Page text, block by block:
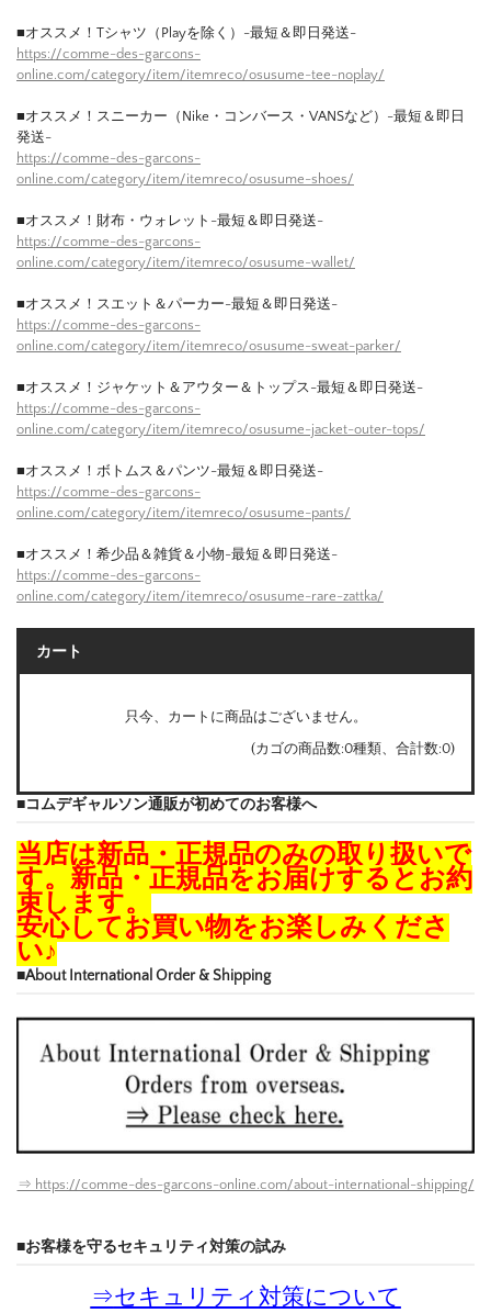
■オススメ！Tシャツ（Playを除く）-最短＆即日発送-
https://comme-des-garcons-
online.com/category/item/itemreco/osusume-tee-noplay/
■オススメ！スニーカー（Nike・コンバース・VANSなど）-最短＆即日
発送-
https://comme-des-garcons-
online.com/category/item/itemreco/osusume-shoes/
■オススメ！財布・ウォレット-最短＆即日発送-
https://comme-des-garcons-
online.com/category/item/itemreco/osusume-wallet/
■オススメ！スエット＆パーカー-最短＆即日発送-
https://comme-des-garcons-
online.com/category/item/itemreco/osusume-sweat-parker/
■オススメ！ジャケット＆アウター＆トップス-最短＆即日発送-
https://comme-des-garcons-
online.com/category/item/itemreco/osusume-jacket-outer-tops/
■オススメ！ボトムス＆パンツ-最短＆即日発送-
https://comme-des-garcons-
online.com/category/item/itemreco/osusume-pants/
■オススメ！希少品＆雑貨＆小物-最短＆即日発送-
https://comme-des-garcons-
online.com/category/item/itemreco/osusume-rare-zattka/
カート
只今、カートに商品はございません。
(カゴの商品数:0種類、合計数:0)
■コムデギャルソン通販が初めてのお客様へ
当店は新品・正規品のみの取り扱いで
す。新品・正規品をお届けするとお約
束します。
安心してお買い物をお楽しみくださ
い♪
■About International Order & Shipping
⇒ https://comme-des-garcons-online.com/about-international-shipping/
■お客様を守るセキュリティ対策の試み
⇒セキュリティ対策について